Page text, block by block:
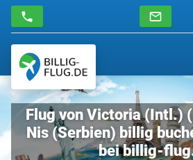
Flug von Victoria (Intl.)
Nis (Serbien) billig
bei billig-